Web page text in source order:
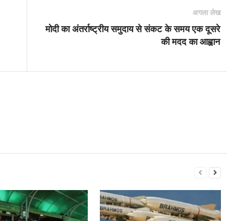
अगला लेख
मोदी का अंतर्राष्ट्रीय समुदाय से संकट के समय एक दूसरे
की मदद का आह्वान